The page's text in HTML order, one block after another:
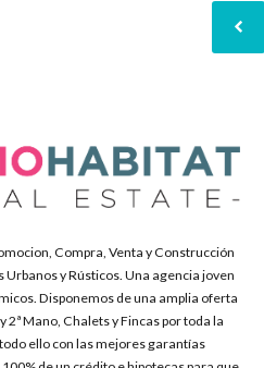
SESIÓN
Compra, Venta y Construcción
y Rústicos. Una agencia joven
Disponemos de una amplia oferta
Mano, Chalets y Fincas por toda la
ello con las mejores garantías